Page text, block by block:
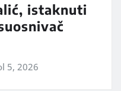
istaknuti
5, 2026